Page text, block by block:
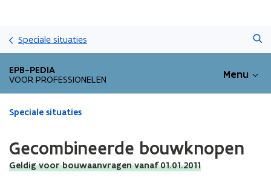
Speciale situaties
EPB-PEDIA
VOOR PROFESSIONELEN Menu
Gedaan
bevindt
zich
Speciale situaties
Gecombineerde bouwknopen
Geldig voor bouwaanvragen vanaf 01.01.2011